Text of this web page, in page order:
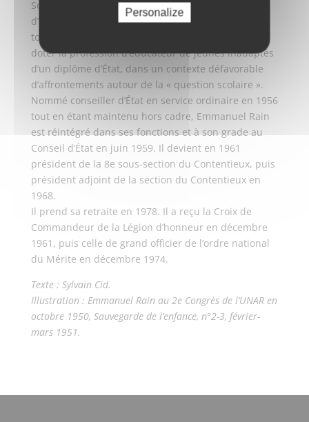
Social, dont il sera encore vice-président du conseil
d’administration au début des années 1980. Au
tournant des années 1950, il échoue néanmoins à
doter la profession d’éducateur de jeunes inadaptés
d’un diplôme d’État, dans un contexte défavorable
d’affrontements autour de la « question scolaire ».
Nommé conseiller d’État en service ordinaire en 1956
tout en étant maintenu hors cadre, Emmanuel Rain
est réintégré dans ses fonctions et à son grade au
Conseil d’État en juin 1959. Il devient en 1961
président de la 8e sous-section du Contentieux, puis
président adjoint de la section du Contentieux en
1968.
Il prend sa retraite en 1978. Il a reçu la Croix de
Commandeur de la Légion d’honneur en décembre
1961, puis celle de grand officier de l’ordre national
du Mérite en décembre 1974.
Texte : Sylvain Cid.
Illustration : Emmanuel Rain au 2e Congrès de l’UNAR en
octobre 1950, Sauvegarde de l’enfance, n°2-3, février-
mars 1951.
Personalize